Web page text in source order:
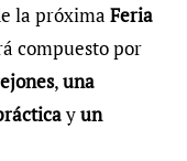
la próxima Feria
compuesto por
,una
yun